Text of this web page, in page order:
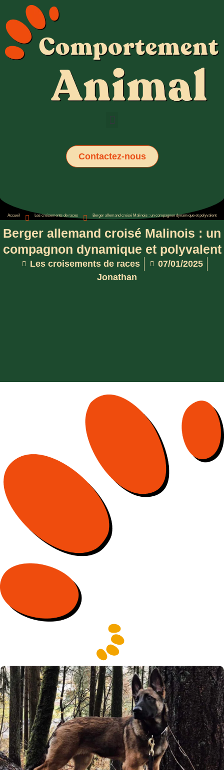
Contactez-nous
Accueil Les croisements de races Berger allemand croisé Malinois : un compagnon dynamique et polyvalent
Berger allemand croisé Malinois : un
compagnon dynamique et polyvalent
Les croisements de races
07/01/2025
Jonathan